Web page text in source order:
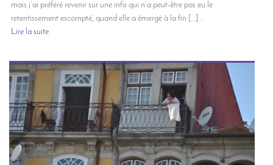
mais j’ai préféré revenir sur une info qui n’a peut-être pas eu le
retentissement escompté, quand elle a émergé à la fin […]...
Lire la suite